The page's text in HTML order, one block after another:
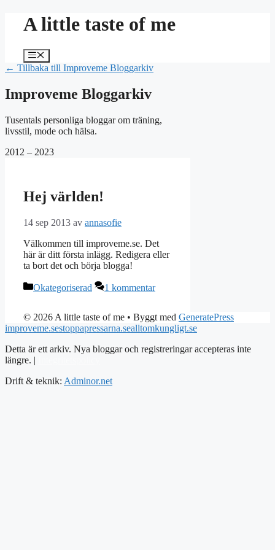
HoppaA little taste of me
Meny
← Tillbaka till Improveme Bloggarkiv
Improveme Bloggarkiv
Tusentals personliga bloggar om träning,
livsstil, mode och hälsa.
2012 – 2023
Hej världen!
14 sep 2013 av annasofie
Välkommen till improveme.se. Det
här är ditt första inlägg. Redigera eller
ta bort det och börja blogga!
Kategorier
Okategoriserad 1 kommentar
© 2026 A little taste of me • Byggt med GeneratePress
improveme.sestoppapressarna.sealltomkungligt.se
Detta är ett arkiv. Nya bloggar och registreringar accepteras inte
längre. |
Drift & teknik: Adminor.net